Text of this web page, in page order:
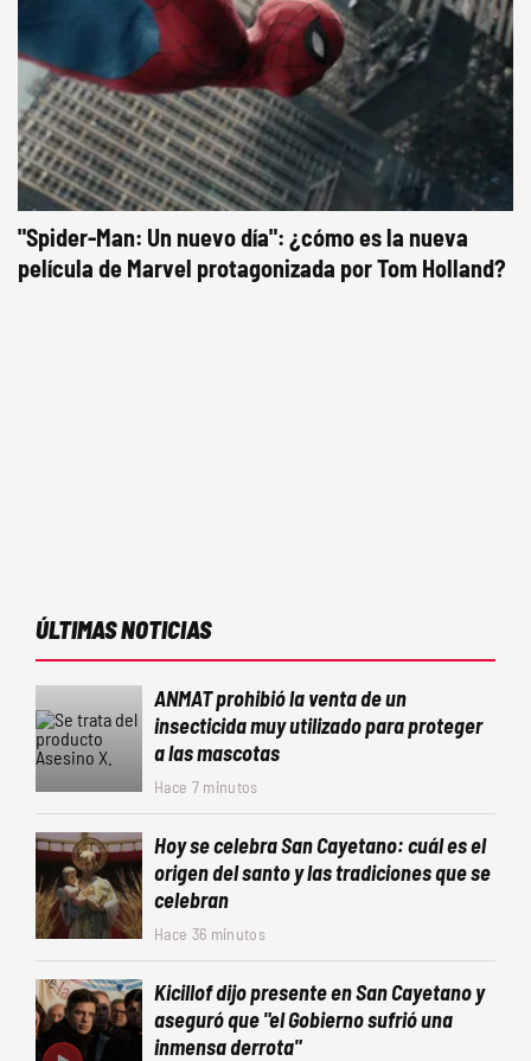
"Spider-Man: Un nuevo día": ¿cómo es la nueva
película de Marvel protagonizada por Tom Holland?
ÚLTIMAS NOTICIAS
ANMAT prohibió la venta de un
insecticida muy utilizado para proteger
a las mascotas
Hace 7 minutos
Hoy se celebra San Cayetano: cuál es el
origen del santo y las tradiciones que se
celebran
Hace 36 minutos
Kicillof dijo presente en San Cayetano y
aseguró que "el Gobierno sufrió una
inmensa derrota"